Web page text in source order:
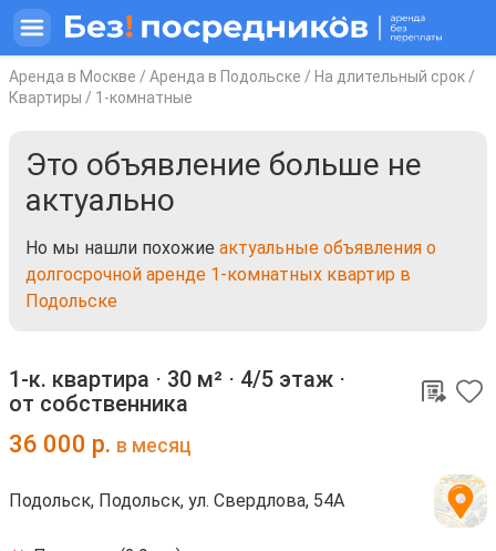
Аренда в Москве / Аренда в Подольске / На длительный срок /
Квартиры / 1-комнатные
Это объявление больше не
актуально
Но мы нашли похожие актуальные объявления о
долгосрочной аренде 1-комнатных квартир в
Подольске
1-к. квартира ⋅ 30 м² ⋅ 4/5 этаж ⋅
от собственника
36 000 р. в месяц
Подольск, Подольск, ул. Свердлова, 54А